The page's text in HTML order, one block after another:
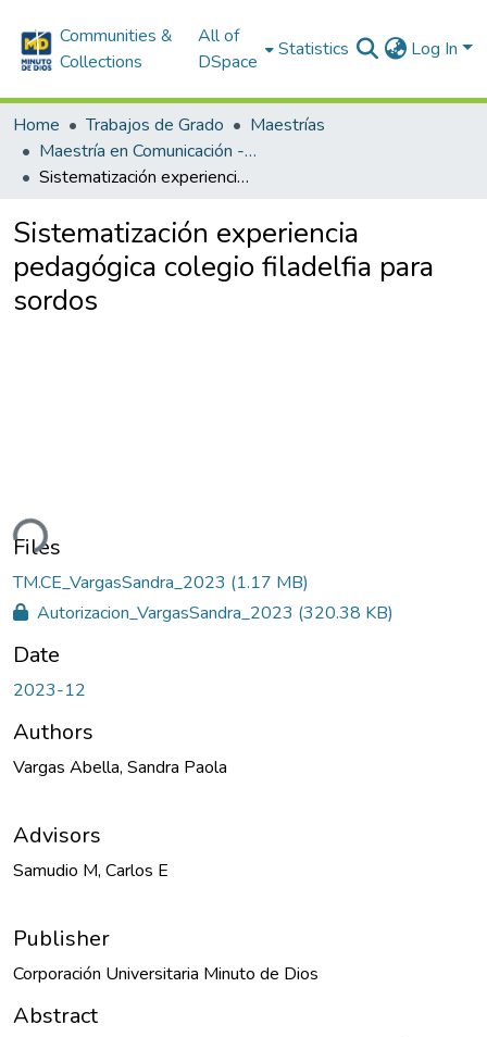
Communities &
Collections
All of
DSpace
Statistics Log In
Home Trabajos de Grado
Maestrías
Maestría en Comunicación - Educación en la Cultura
Sistematización experiencia pedagógica colegio filadelfia para sordos
Sistematización experiencia
pedagógica colegio filadelfia para
sordos
Files
TM.CE_VargasSandra_2023 (1.17 MB)
Autorizacion_VargasSandra_2023 (320.38 KB)
Date
2023-12
Authors
Vargas Abella, Sandra Paola
Advisors
Samudio M, Carlos E
Publisher
Corporación Universitaria Minuto de Dios
Abstract